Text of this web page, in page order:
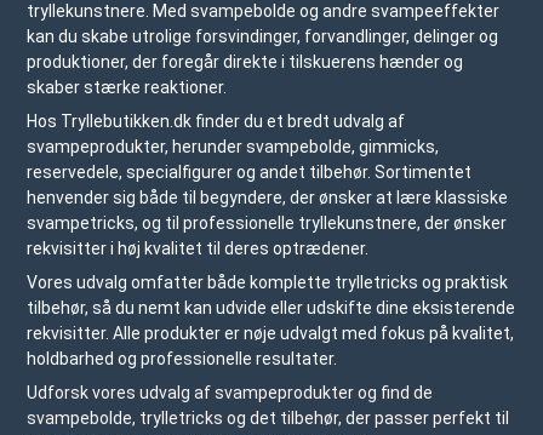
tryllekunstnere. Med svampebolde og andre svampeeffekter
kan du skabe utrolige forsvindinger, forvandlinger, delinger og
produktioner, der foregår direkte i tilskuerens hænder og
skaber stærke reaktioner.
Hos Tryllebutikken.dk finder du et bredt udvalg af
svampeprodukter, herunder svampebolde, gimmicks,
reservedele, specialfigurer og andet tilbehør. Sortimentet
henvender sig både til begyndere, der ønsker at lære klassiske
svampetricks, og til professionelle tryllekunstnere, der ønsker
rekvisitter i høj kvalitet til deres optrædener.
Vores udvalg omfatter både komplette trylletricks og praktisk
tilbehør, så du nemt kan udvide eller udskifte dine eksisterende
rekvisitter. Alle produkter er nøje udvalgt med fokus på kvalitet,
holdbarhed og professionelle resultater.
Udforsk vores udvalg af svampeprodukter og find de
svampebolde, trylletricks og det tilbehør, der passer perfekt til